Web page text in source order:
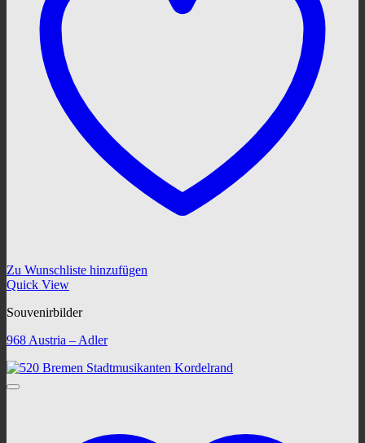
Zu Wunschliste hinzufügen
Quick View
Souvenirbilder
968 Austria – Adler